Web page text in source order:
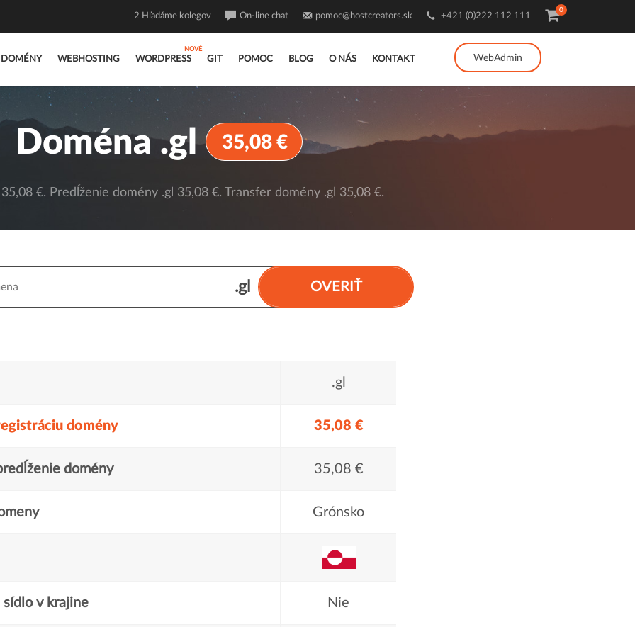
DOMÉNY WEBHOSTING WORDPRESS GIT POMOC BLOG O NÁS KONTAKT WebAdmin
2 Hľadáme kolegov On-line chat pomoc@hostcreators.sk +421 (0)222 112 111
0
Doména .gl 35,08 €
€. Predĺženie domény .gl 35,08 €. Transfer domény .gl 35,08 €.
OVERIŤ
.gl
.gl
domény 35,08 €
domény 35,08 €
Grónsko
sídlo v krajine Nie